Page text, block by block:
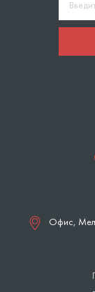
Офис,